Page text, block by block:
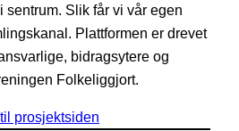
sentrum. Slik får vi vår egen
Plattformen er drevet
bidragsytere og
Folkeliggjort.
prosjektsiden